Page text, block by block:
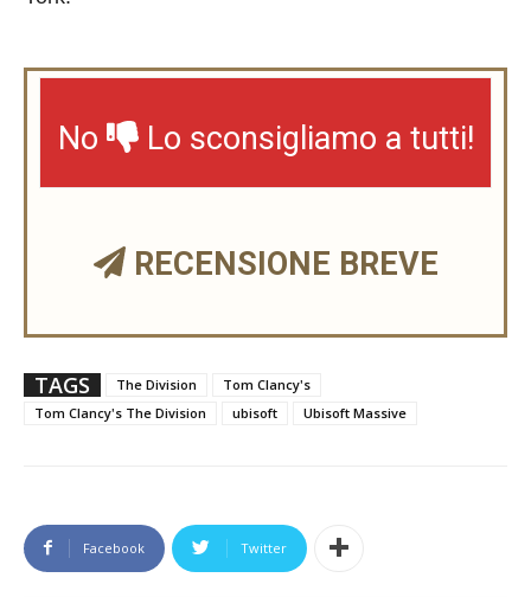
No Lo sconsigliamo a tutti!
RECENSIONE BREVE
TAGS The Division
Tom Clancy's
Tom Clancy's The Division
ubisoft Ubisoft Massive
Facebook Twitter